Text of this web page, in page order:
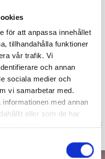
för att anpassa innehållet
tillhandahålla funktioner
vår trafik. Vi
och annan
sociala medier och
vi samarbetar med.
med annan
eller som de har
SKÄRGÅRDSLIV
är på slutrakan. I videon
om projektets sista faser,
till näst.
stänga av textningen genom att